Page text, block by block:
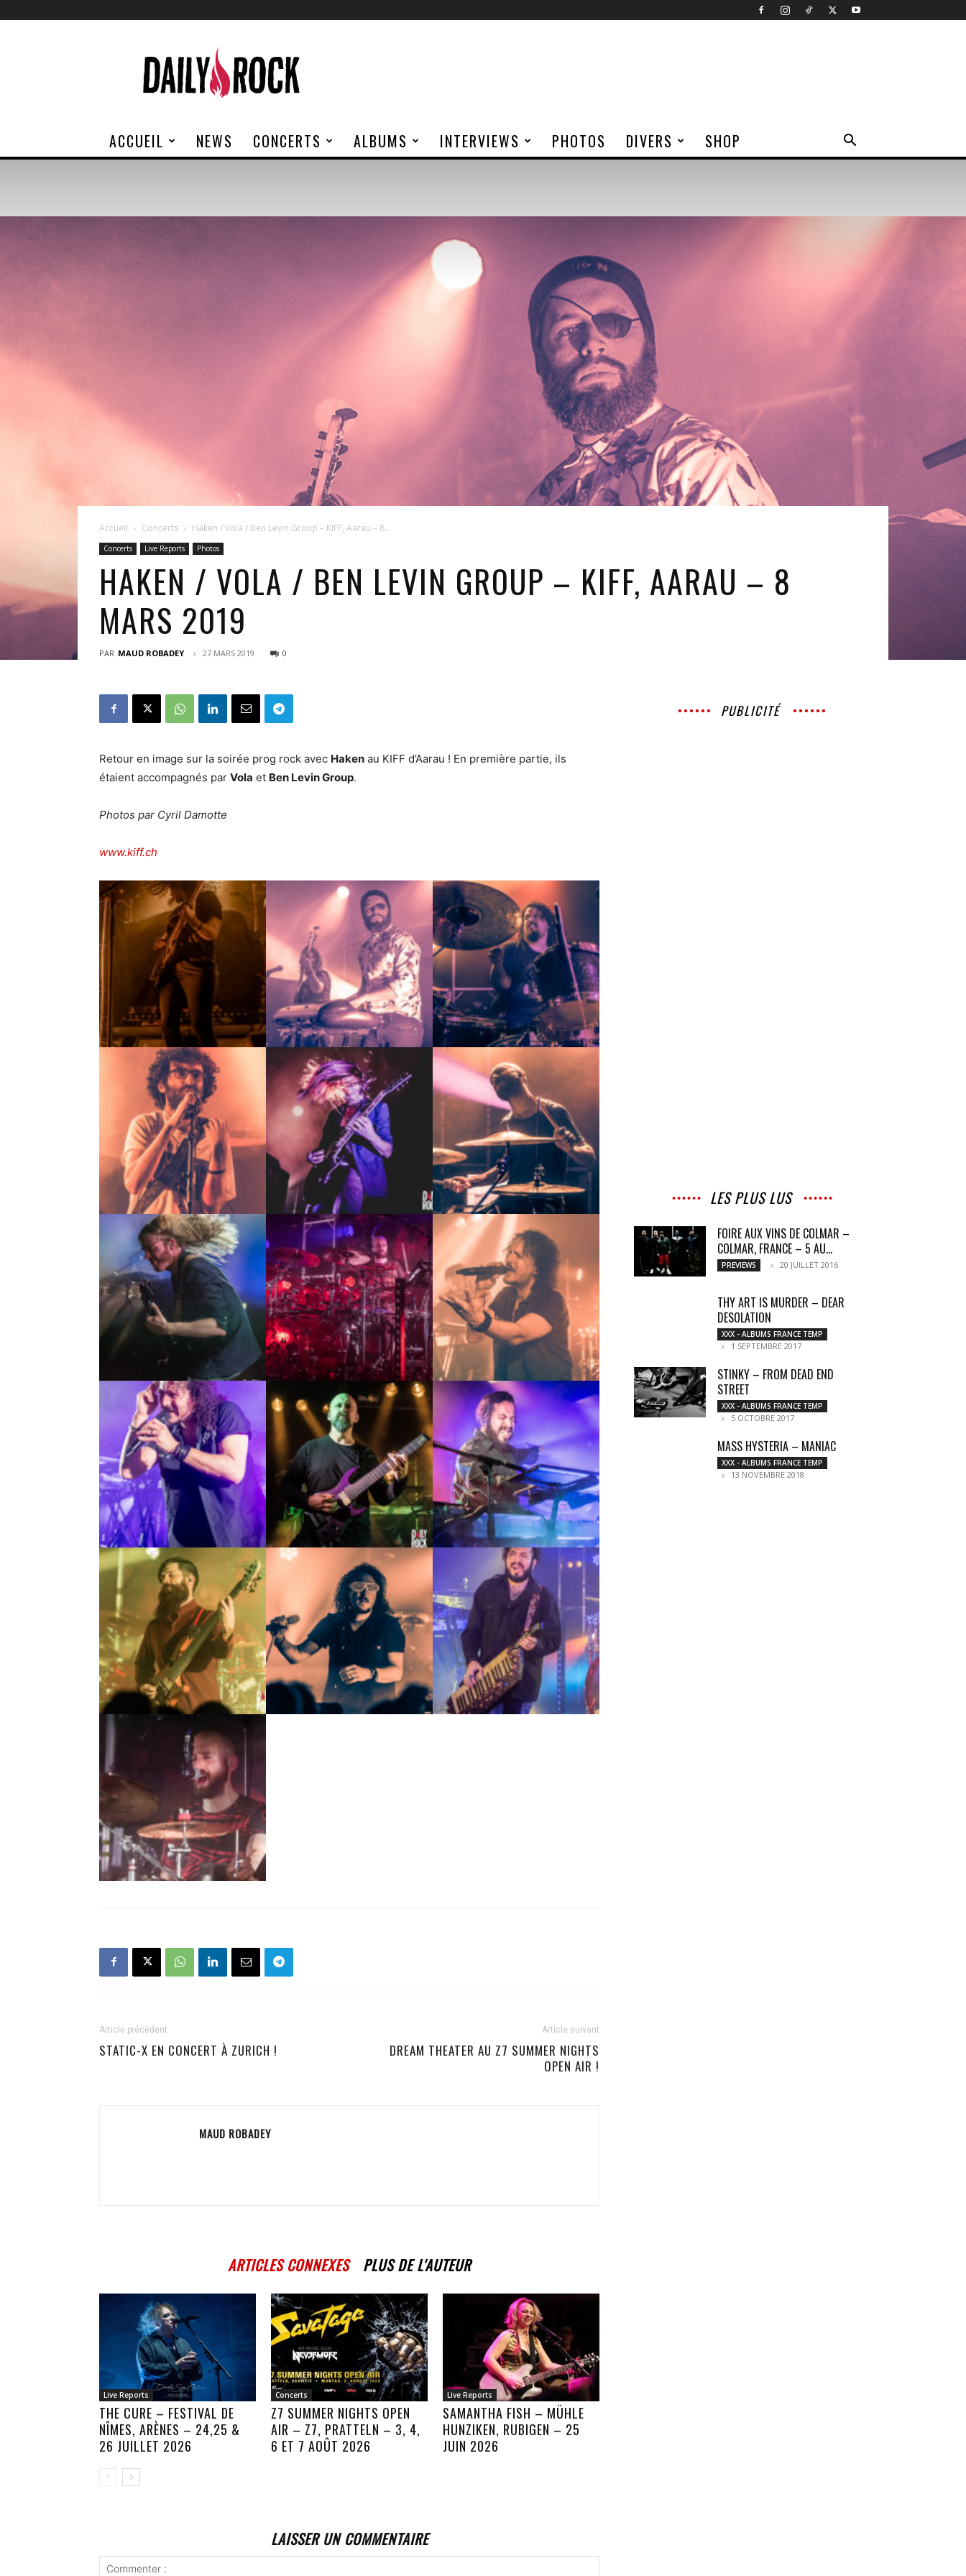
Rock
ACCUEIL NEWS CONCERTS ALBUMS INTERVIEWS PHOTOS DIVERS SHOP
Accueil Concerts Haken / Vola / Ben Levin Group – KIFF, Aarau – 8...
Concerts Live Reports Photos
HAKEN / VOLA / BEN LEVIN GROUP – KIFF, AARAU – 8
MARS 2019
PAR MAUD ROBADEY 27 MARS 2019 0
Retour en image sur la soirée prog rock avec Haken au KIFF d’Aarau ! En première partie, ils
étaient accompagnés par Vola et Ben Levin Group.
Photos par Cyril Damotte
www.kiff.ch
Article précédent
STATIC-X EN CONCERT À ZURICH !
Article suivant
DREAM THEATER AU Z7 SUMMER NIGHTS
OPEN AIR !
MAUD ROBADEY
ARTICLES CONNEXES PLUS DE L'AUTEUR
Live Reports
THE CURE – FESTIVAL DE
NÎMES, ARÈNES – 24,25 &
26 JUILLET 2026
Concerts
Z7 SUMMER NIGHTS OPEN
AIR – Z7, PRATTELN – 3, 4,
6 ET 7 AOÛT 2026
Live Reports
SAMANTHA FISH – MÜHLE
HUNZIKEN, RUBIGEN – 25
JUIN 2026
LAISSER UN COMMENTAIRE
PUBLICITÉ
LES PLUS LUS
FOIRE AUX VINS DE COLMAR –
COLMAR, FRANCE – 5 AU...
PREVIEWS 20 JUILLET 2016
THY ART IS MURDER – DEAR
DESOLATION
XXX - ALBUMS FRANCE TEMP
1 SEPTEMBRE 2017
STINKY – FROM DEAD END
STREET
XXX - ALBUMS FRANCE TEMP
5 OCTOBRE 2017
MASS HYSTERIA – MANIAC
XXX - ALBUMS FRANCE TEMP
13 NOVEMBRE 2018